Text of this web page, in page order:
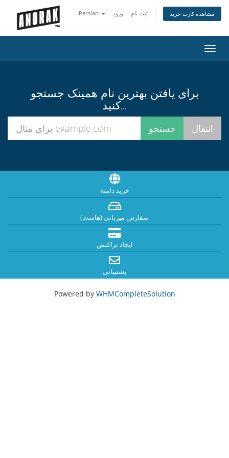
Persian ورود ثبت نام مشاهده کارت خرید
تغییر
برای یافتن بهترین نام همینک جستجو
کنید...
خرید دامنه
سفارش میزبانی (هاست)
ایجاد تراکنش
پشتیبانی
Powered by WHMCompleteSolution